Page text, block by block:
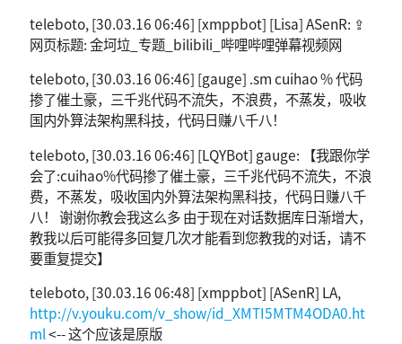
teleboto, [30.03.16 06:46] [xmppbot] [Lisa] ASenR: ⇪
网页标题: 金坷垃_专题_bilibili_哔哩哔哩弹幕视频网
teleboto, [30.03.16 06:46] [gauge] .sm cuihao % 代码
掺了催土豪，三千兆代码不流失，不浪费，不蒸发，吸收
国内外算法架构黑科技，代码日赚八千八！
teleboto, [30.03.16 06:46] [LQYBot] gauge: 【我跟你学
会了:cuihao%代码掺了催土豪，三千兆代码不流失，不浪
费，不蒸发，吸收国内外算法架构黑科技，代码日赚八千
八！ 谢谢你教会我这么多 由于现在对话数据库日渐增大，
教我以后可能得多回复几次才能看到您教我的对话，请不
要重复提交】
teleboto, [30.03.16 06:48] [xmppbot] [ASenR] LA,
http://v.youku.com/v_show/id_XMTI5MTM4ODA0.ht
ml<-- 这个应该是原版